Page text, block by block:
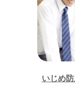
いじめ